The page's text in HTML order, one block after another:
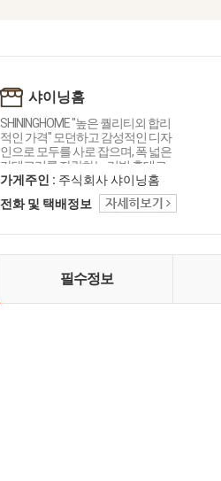
샤이닝홈
SHININGHOME "높은 퀄리티외 합리
적인 가격" 모던하고 감성적인 디자
인으로 모두를 사로 잡으며, 폭 넓은
카테고리를 자랑하는 리빙 홈데코
인테리어 샤이닝홈입니다.
가게주인 : 주식회사 샤이닝홈
전화 및 택배정보
필수정보